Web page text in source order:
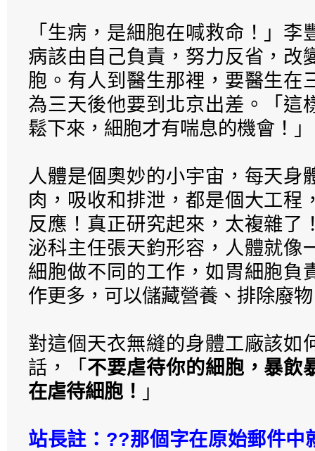
「生病，是細胞在喊救命！」
病該由自己負責，努力反省，改
胞。有人到醫生那裡，要醫生在
為三天後他要到北京出差。「這
鬆下來，細胞才有喘息的機會！」
人體是個奧妙的小宇宙，每天身
肉，吸收和排泄，都是個大工程
反應！真正研究起來，太複雜了
泌科主任張天鈞形容，人體就像
細胞做不同的工作，如胃細胞負
作更多，可以儲藏營養、排除廢
對這個天衣無縫的身體工廠該如
話，「 不要虐待你的細胞，暴飲
在虐待細胞！ 」
站長註：??那個字在原始郵件中